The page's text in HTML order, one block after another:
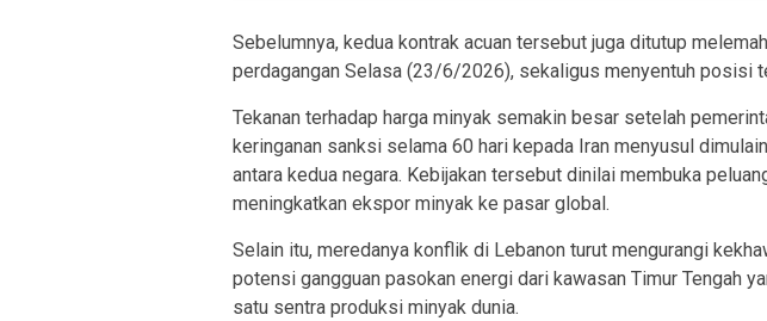
Sebelumnya, kedua kontrak acuan tersebut juga ditutup
perdagangan Selasa (23/6/2026), sekaligus menyentuh posisi
Tekanan terhadap harga minyak semakin besar setelah
keringanan sanksi selama 60 hari kepada Iran menyusul
antara kedua negara. Kebijakan tersebut dinilai membuka
meningkatkan ekspor minyak ke pasar global.
Selain itu, meredanya konflik di Lebanon turut mengurangi
potensi gangguan pasokan energi dari kawasan Timur Tengah
satu sentra produksi minyak dunia.